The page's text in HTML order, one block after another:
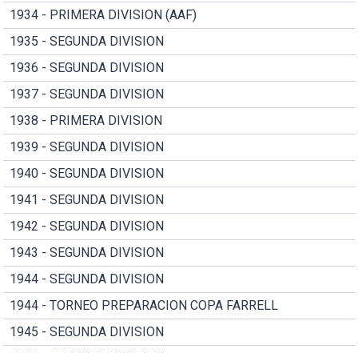
1934 - PRIMERA DIVISION (AAF)
1935 - SEGUNDA DIVISION
1936 - SEGUNDA DIVISION
1937 - SEGUNDA DIVISION
1938 - PRIMERA DIVISION
1939 - SEGUNDA DIVISION
1940 - SEGUNDA DIVISION
1941 - SEGUNDA DIVISION
1942 - SEGUNDA DIVISION
1943 - SEGUNDA DIVISION
1944 - SEGUNDA DIVISION
1944 - TORNEO PREPARACION COPA FARRELL
1945 - SEGUNDA DIVISION